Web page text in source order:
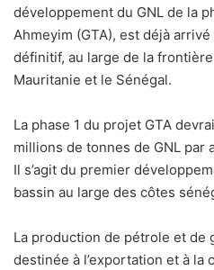
développement du GNL de la
Ahmeyim (GTA), est déjà
définitif, au large de la
Mauritanie et le Sénégal.
La phase 1 du projet GTA
millions de tonnes de GNL par
Il s’agit du premier
bassin au large des côtes
La production de pétrole et de
destinée à l’exportation et à la